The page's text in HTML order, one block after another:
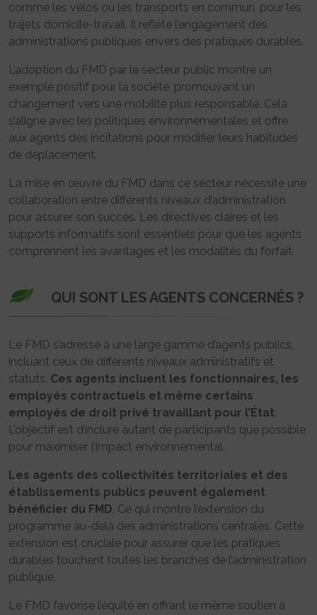
comme les vélos ou les transports en commun, pour les
trajets domicile-travail. Il reflète l’engagement des
administrations publiques envers des pratiques durables.
L’adoption du FMD par le secteur public montre un
exemple positif pour la société, promouvant un
changement vers une mobilité plus responsable. Cela
s’aligne avec les politiques environnementales et offre
aux agents des incitations pour modifier leurs habitudes
de déplacement.
La mise en œuvre du FMD dans ce secteur nécessite une
collaboration entre différents niveaux d’administration
pour assurer son succès. Les directives claires et les
supports informatifs sont essentiels pour que les agents
comprennent les avantages et les modalités du forfait.
QUI SONT LES AGENTS CONCERNÉS ?
Le FMD s’adresse à une large gamme d’agents publics,
incluant ceux de différents niveaux administratifs et
statuts. Ces agents incluent les fonctionnaires, les
employés contractuels et même certains
employés de droit privé travaillant pour l’État.
L’objectif est d’inclure autant de participants que possible
pour maximiser l’impact environnemental.
Les agents des collectivités territoriales et des
établissements publics peuvent également
bénéficier du FMD. Ce qui montre l’extension du
programme au-delà des administrations centrales. Cette
extension est cruciale pour assurer que les pratiques
durables touchent toutes les branches de l’administration
publique.
Le FMD favorise l’équité en offrant le même soutien à